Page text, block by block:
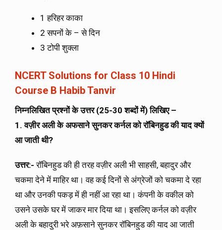
1 हरिहर काका
2 सपनों के – से दिन
3 टोपी शुक्ला
NCERT Solutions for Class 10 Hindi
Course B Habib Tanvir
निम्नलिखित प्रश्नों के उत्तर (25-30 शब्दों में) लिखिए –
1. वज़ीर अली के अफसाने सुनकर कर्नल को रॉबिनहुड की याद क्यों
आ जाती थी?
उत्तर:-रॉबिनहुड की ही तरह वज़ीर अली भी साहसी, बहादुर और
चकमा देने में माहिर था। वह कई दिनों से अंग्रेजों को चकमा दे रहा
था और उनकी पकड़ में ही नहीं आ रहा था। कंपनी के वकील को
उसने उसके घर में जाकर मार दिया था। इसलिए कर्नल को वज़ीर
अली के बहादुरी भरे अफ़साने सुनकर रॉबिनहुड की याद आ जाती